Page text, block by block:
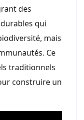
des
qui
mais
Ce
traditionnels
construire un